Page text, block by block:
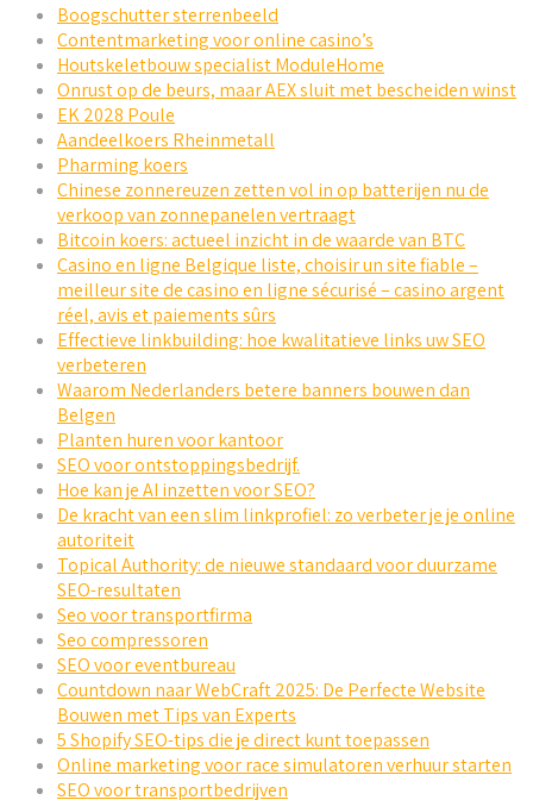
Boogschutter sterrenbeeld
Contentmarketing voor online casino’s
Houtskeletbouw specialist ModuleHome
Onrust op de beurs, maar AEX sluit met bescheiden winst
EK 2028 Poule
Aandeelkoers Rheinmetall
Pharming koers
Chinese zonnereuzen zetten vol in op batterijen nu de
verkoop van zonnepanelen vertraagt
Bitcoin koers: actueel inzicht in de waarde van BTC
Casino en ligne Belgique liste, choisir un site fiable –
meilleur site de casino en ligne sécurisé – casino argent
réel, avis et paiements sûrs
Effectieve linkbuilding: hoe kwalitatieve links uw SEO
verbeteren
Waarom Nederlanders betere banners bouwen dan
Belgen
Planten huren voor kantoor
SEO voor ontstoppingsbedrijf.
Hoe kan je AI inzetten voor SEO?
De kracht van een slim linkprofiel: zo verbeter je je online
autoriteit
Topical Authority: de nieuwe standaard voor duurzame
SEO-resultaten
Seo voor transportfirma
Seo compressoren
SEO voor eventbureau
Countdown naar WebCraft 2025: De Perfecte Website
Bouwen met Tips van Experts
5 Shopify SEO-tips die je direct kunt toepassen
Online marketing voor race simulatoren verhuur starten
SEO voor transportbedrijven